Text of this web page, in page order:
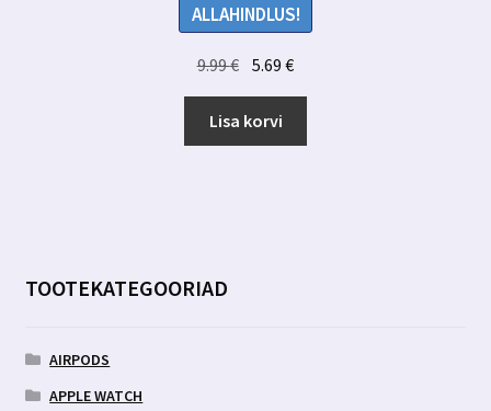
ALLAHINDLUS!
9.99€ Algne
hind
oli:
9.99 €.
5.69€Praegune
hind
5.69 €.
Lisa korvi
TOOTEKATEGOORIAD
AIRPODS
APPLE WATCH